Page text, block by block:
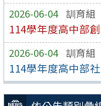
2026-06-04 訓育組
114學年度高中部
2026-06-04 訓育組
114學年度高中部